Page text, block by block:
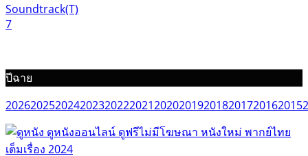
Soundtrack(T)
7
ปีฉาย
202620252024202320222021202020192018201720162015